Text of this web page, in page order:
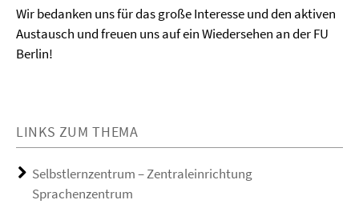
Wir bedanken uns für das große Interesse und den aktiven
Austausch und freuen uns auf ein Wiedersehen an der FU
Berlin!
LINKS ZUM THEMA
Selbstlernzentrum – Zentraleinrichtung
Sprachenzentrum